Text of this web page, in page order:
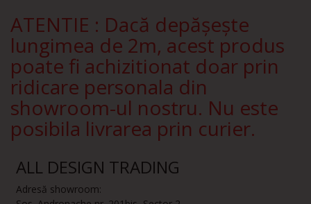
ATENTIE : Dacă depășește
lungimea de 2m, acest produs
poate fi achizitionat doar prin
ridicare personala din
showroom-ul nostru. Nu este
posibila livrarea prin curier.
ALL DESIGN TRADING
Adresă showroom: